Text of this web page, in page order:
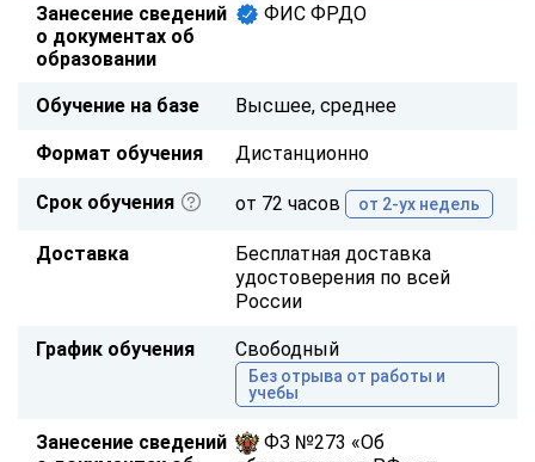
Занесение сведений
о документах об
образовании
ФИС ФРДО
Обучение на базе Высшее, среднее
Формат обучения Дистанционно
Срок обучения от 72 часов от 2-ух недель
Доставка
Бесплатная доставка
удостоверения по всей
России
График обучения Свободный
Без отрыва от работы и
учебы
Занесение сведений
ФЗ №273 «Об